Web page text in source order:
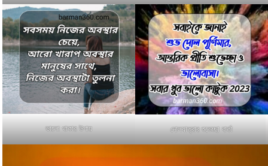
ভালো থাকার উপায় দোলযাত্রার শুভেচ্ছা বার্তা